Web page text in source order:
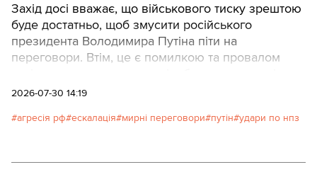
Захід досі вважає, що військового тиску зрештою
буде достатньо, щоб змусити російського
президента Володимира Путіна піти на
переговори. Втім, це є помилкою та провалом
на російського лідера проєктують стратегічну
2026-07-30 14:19
агресія рф ескалація мирні переговори путін удари по нпз